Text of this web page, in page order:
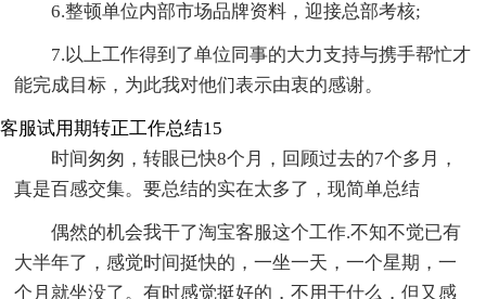
6.整顿单位内部市场品牌资料，迎接总部考核;
7.以上工作得到了单位同事的大力支持与携手帮忙才
能完成目标，为此我对他们表示由衷的感谢。
客服试用期转正工作总结15
时间匆匆，转眼已快8个月，回顾过去的7个多月，
真是百感交集。要总结的实在太多了，现简单总结
偶然的机会我干了淘宝客服这个工作.不知不觉已有
大半年了，感觉时间挺快的，一坐一天，一个星期，一
个月就坐没了。有时感觉挺好的，不用干什么，但又感